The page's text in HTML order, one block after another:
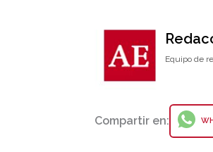
Equipo de
Compartir en: